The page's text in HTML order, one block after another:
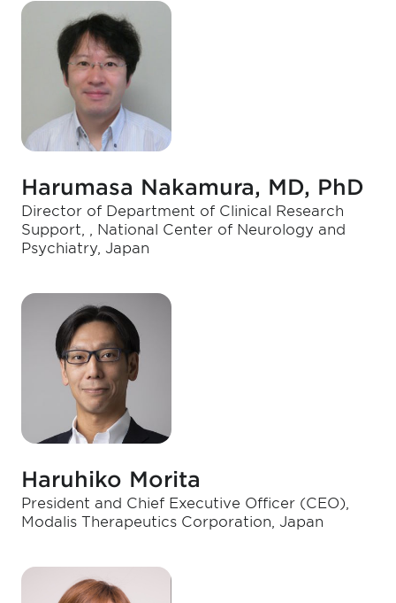
Harumasa Nakamura, MD, PhD
Director of Department of Clinical Research
Support, , National Center of Neurology and
Psychiatry, Japan
Haruhiko Morita
President and Chief Executive Officer (CEO),
Modalis Therapeutics Corporation, Japan